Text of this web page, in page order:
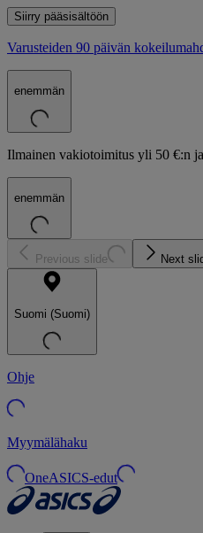
Siirry pääsisältöön
Varusteiden 90 päivän
enemmän
Ilmainen vakiotoimitus yli 50 €:n
enemmän
Previous slide Next
Suomi (Suomi)
Ohje
Myymälähaku
OneASICS-edut